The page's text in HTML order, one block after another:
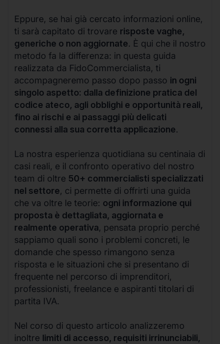
Eppure, se hai già cercato informazioni online,
ti sarà capitato di trovare risposte vaghe,
generiche o non aggiornate. È qui che il nostro
metodo fa la differenza: in questa guida
realizzata da FidoCommercialista, ti
accompagneremo passo dopo passo in ogni
singolo aspetto: dalla definizione pratica del
codice ateco, agli obblighi e opportunità reali,
fino ai rischi e ai passaggi più delicati
connessi alla sua corretta applicazione.
La nostra esperienza quotidiana su centinaia di
casi reali, e il confronto operativo del nostro
team di oltre 50+ commercialisti specializzati
nel settore, ci permette di offrirti una guida
che va oltre le teorie: ogni informazione qui
proposta è dettagliata, aggiornata e
realmente operativa, pensata proprio perché
sappiamo quali sono i problemi concreti, le
domande che spesso rimangono senza
risposta e le situazioni che si presentano di
frequente nel percorso di imprenditori,
professionisti, freelance e aspiranti titolari di
partita IVA.
Nel corso di questo articolo analizzeremo
inoltre limiti di accesso, requisiti irrinunciabili,